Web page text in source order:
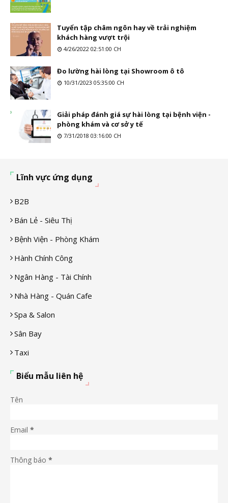
Tuyển tập châm ngôn hay về trải nghiệm
khách hàng vượt trội
4/26/2022 02:51:00 CH
Đo lường hài lòng tại Showroom ô tô
10/31/2023 05:35:00 CH
Giải pháp đánh giá sự hài lòng tại bệnh viện -
phòng khám và cơ sở y tế
7/31/2018 03:16:00 CH
Lĩnh vực ứng dụng
B2B
Bán Lẻ - Siêu Thị
Bệnh Viện - Phòng Khám
Hành Chính Công
Ngân Hàng - Tài Chính
Nhà Hàng - Quán Cafe
Spa & Salon
Sân Bay
Taxi
Biểu mẫu liên hệ
Tên
Email *
Thông báo *